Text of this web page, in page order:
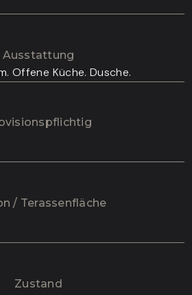
Ausstattung
Offene Küche. Dusche.
/ Terassenfläche
Zustand